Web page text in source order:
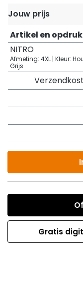
Jouw prijs
Artikel en opdruk
NITRO
Afmeting: 4XL | Kleur:
Grijs
Gratis